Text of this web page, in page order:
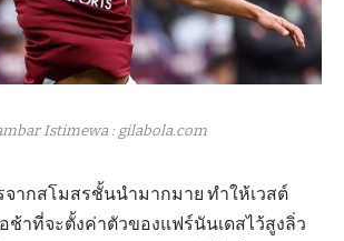
Istimewa : gilabola.com
จากสโมสรชั้นนำมากมาย ทำให้เวสต์
ช้าที่จะตั้งค่าตัวของแฟร์นันเดสไว้สูงลิ่ว